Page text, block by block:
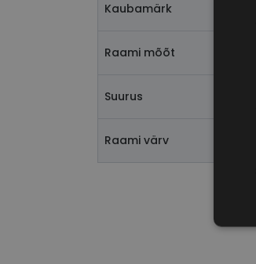
Kaubamärk
Raami mõõt
Suurus
Raami värv